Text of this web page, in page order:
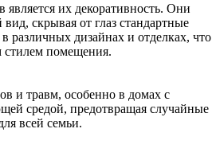
их декоративность. Они
скрывая от глаз стандартные
дизайнах и отделках, что
помещения.
и травм, особенно в домах с
средой, предотвращая случайные
всей семьи.